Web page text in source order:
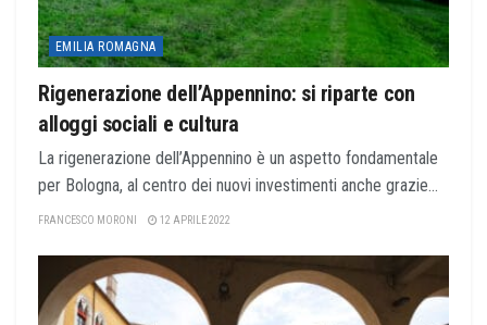
EMILIA ROMAGNA
Rigenerazione dell’Appennino: si riparte con
alloggi sociali e cultura
La rigenerazione dell’Appennino è un aspetto fondamentale
per Bologna, al centro dei nuovi investimenti anche grazie...
FRANCESCO MORONI 12 APRILE 2022